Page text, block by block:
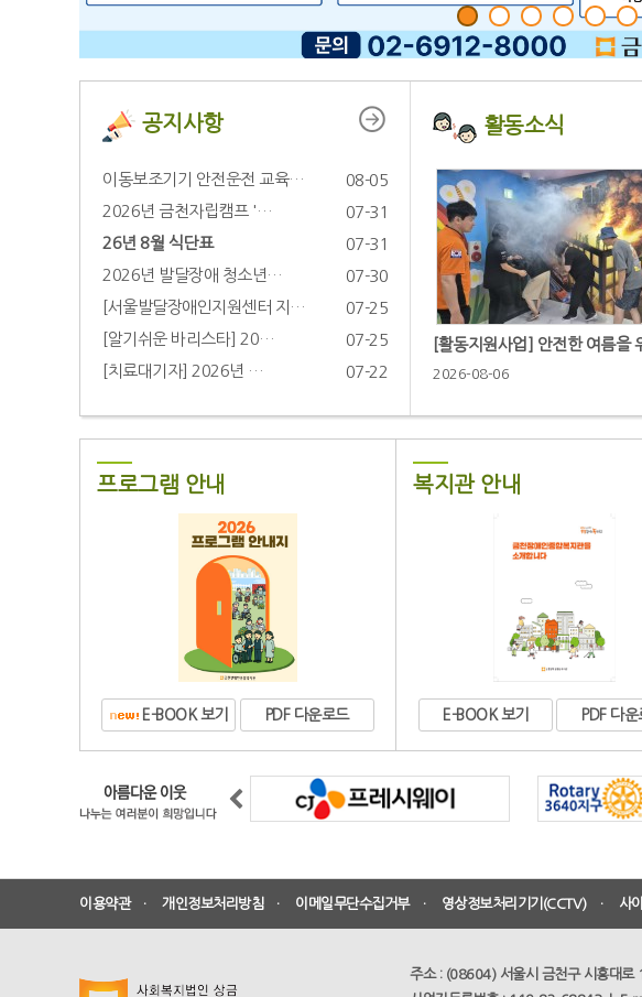
공지사항
이동보조기기 안전운전 교육…
08-05
2026년 금천자립캠프 '…
07-31
26년 8월 식단표
07-31
2026년 발달장애 청소년…
07-30
[서울발달장애인지원센터 지…
07-25
[알기쉬운 바리스타] 20…
07-25
[치료대기자] 2026년 …
07-22
활동소식
[활동지원사업] 안전한 여름을
2026-08-06
프로그램 안내
E-BOOK 보기 PDF 다운로드
복지관 안내
E-BOOK 보기 PDF 다
이용약관ㆍ 개인정보처리방침ㆍ 이메일무단수집거부ㆍ 영상정보처리기기(CCTV)ㆍ 사
주소 : (08604) 서울시 금천구 시흥